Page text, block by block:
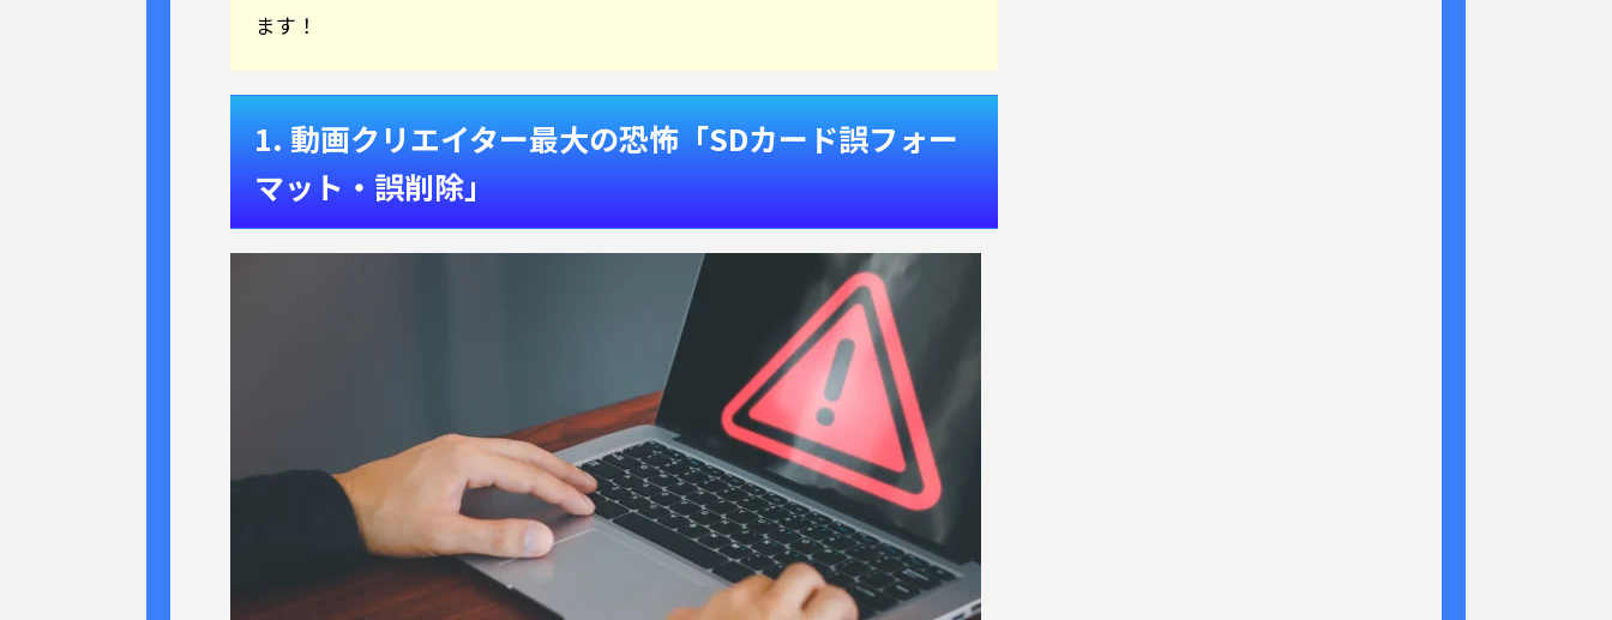
ます！
1. 動画クリエイター最大の恐怖「SDカード誤フォー
マット・誤削除」